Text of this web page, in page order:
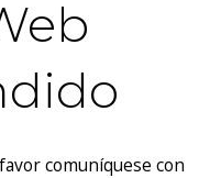
comuníquese con